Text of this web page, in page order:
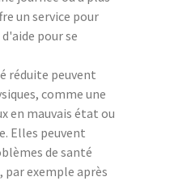
un service pour
pour se
réduite peuvent
comme une
en mauvais état ou
Elles peuvent
de santé
exemple après